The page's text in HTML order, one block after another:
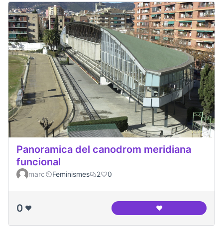
Panoramica del canodrom meridiana
funcional
marc Feminismes 2 0
0 ❤️ ❤️Panoramica del